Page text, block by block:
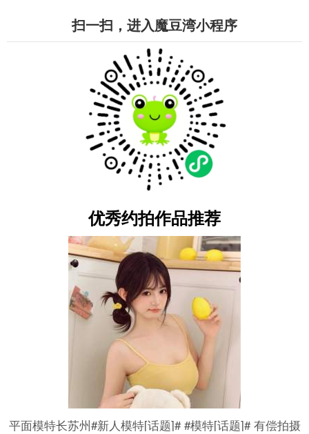
扫一扫，进入魔豆湾小程序
优秀约拍作品推荐
平面模特长苏州#新人模特[话题]# #模特[话题]# 有偿拍摄